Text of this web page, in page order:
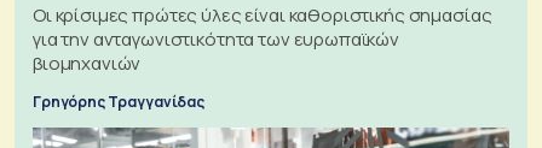
Οι κρίσιμες πρώτες ύλες είναι καθοριστικής σημασίας
για την ανταγωνιστικότητα των ευρωπαϊκών
βιομηχανιών
Γρηγόρης Τραγγανίδας